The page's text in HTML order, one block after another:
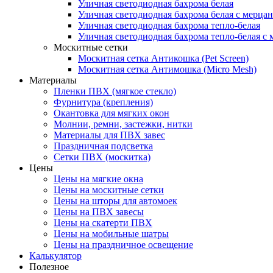
Уличная светодиодная бахрома белая
Уличная светодиодная бахрома белая с
Уличная светодиодная бахрома тепло-белая
Уличная светодиодная бахрома тепло-белая с
Москитные сетки
Москитная сетка Антикошка (Pet Screen)
Москитная сетка Антимошка (Micro Mesh)
Материалы
Пленки ПВХ (мягкое стекло)
Фурнитура (крепления)
Окантовка для мягких окон
Молнии, ремни, застежки, нитки
Материалы для ПВХ завес
Праздничная подсветка
Сетки ПВХ (москитка)
Цены
Цены на мягкие окна
Цены на москитные сетки
Цены на шторы для автомоек
Цены на ПВХ завесы
Цены на скатерти ПВХ
Цены на мобильные шатры
Цены на праздничное освещение
Калькулятор
Полезное